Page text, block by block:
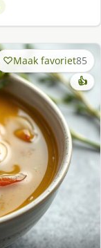
Maak favoriet85
👍